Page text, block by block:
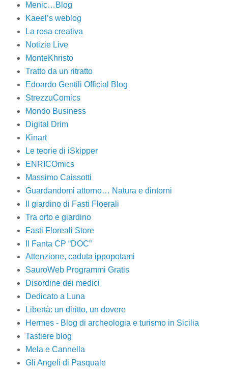
Menic…Blog
Kaeel’s weblog
La rosa creativa
Notizie Live
MonteKhristo
Tratto da un ritratto
Edoardo Gentili Official Blog
StrezzuComics
Mondo Business
Digital Drim
Kinart
Le teorie di iSkipper
ENRICOmics
Massimo Caissotti
Guardandomi attorno… Natura e dintorni
Il giardino di Fasti Floerali
Tra orto e giardino
Fasti Floreali Store
Il Fanta CP “DOC”
Attenzione, caduta ippopotami
SauroWeb Programmi Gratis
Disordine dei medici
Dedicato a Luna
Libertà: un diritto, un dovere
Hermes - Blog di archeologia e turismo in Sicilia
Tastiere blog
Mela e Cannella
Gli Angeli di Pasquale